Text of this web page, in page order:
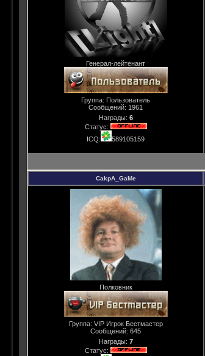
Генерал-лейтенант
Группа: Пользователь
Сообщений: 1961
Награды: 6
Статус:
ICQ:
589105159
CakpA_GaMe
Полковник
Группа: VIP Игрок Бестмастер
Сообщений: 645
Награды: 7
Статус: